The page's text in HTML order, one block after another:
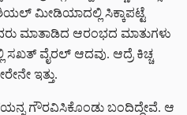
ಮೀಡಿಯಾದಲ್ಲಿ ಸಿಕ್ಕಾಪಟ್ಟೆ
ಮಾತಾಡಿದ ಆರಂಭದ ಮಾತುಗಳು
ವೈರಲ್ ಆದವು. ಆದ್ರೆ ಕಿಚ್ಚ
ಇತ್ತು.
ಗೌರವಿಸಿಕೊಂಡು ಬಂದಿದ್ದೇವೆ. ಆ